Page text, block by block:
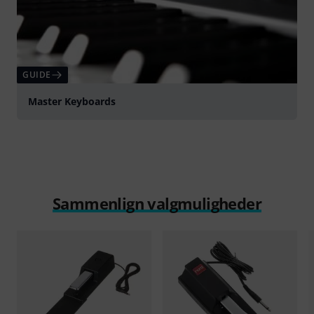
GUIDE
Master Keyboards
Sammenlign valgmuligheder